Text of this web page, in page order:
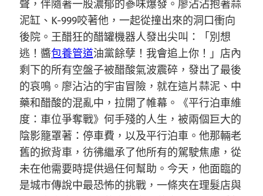
聲，伴隨著一股濃郁的蔘味爆發。廖沾沾抱著蒜
泥缸、K-999咬著他，一起從撞出來的洞口衝向
後院。王醋狂的醋罐機器人發出尖叫：「別想
逃！醬包養管道油黨餘孽！我會追上你！」店內
剩下的所有空盤子被醋酸氣波震碎，發出了最後
的哀鳴。廖沾沾的宇宙冒險，就在這片蒜泥、中
藥和醋酸的混亂中，拉開了帷幕。《平行泊車維
度：車位爭奪戰》何手殘的人生，被兩個巨大的
陰影籠罩著：停車費，以及平行泊車。他那輛老
舊的掀背車，彷彿繼承了他所有的駕駛焦慮，從
未在他需要時提供過任何幫助。今天，他面臨的
是城市傳說中最恐怖的挑戰，一條夾在理髮店與